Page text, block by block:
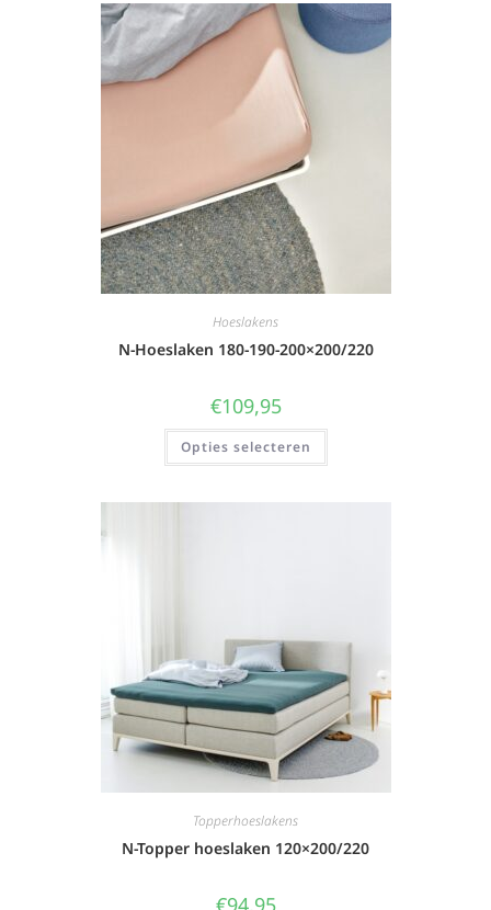
Hoeslakens
N-Hoeslaken 180-190-200×200/220
€109,95
Opties selecteren
Topperhoeslakens
N-Topper hoeslaken 120×200/220
€94,95